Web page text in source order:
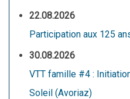
22.08.2026
Participation aux 125
30.08.2026
VTT famille #4 :
Soleil (Avoriaz)